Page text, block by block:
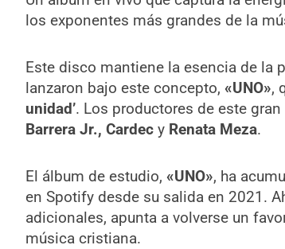
los exponentes más grandes de la
Este disco mantiene la esencia de la
lanzaron bajo este concepto, «UNO»,
unidad’. Los productores de este
Barrera Jr., Cardecy Renata Meza.
El álbum de estudio, «UNO», ha
en Spotify desde su salida en 2021.
adicionales, apunta a volverse un
música cristiana.